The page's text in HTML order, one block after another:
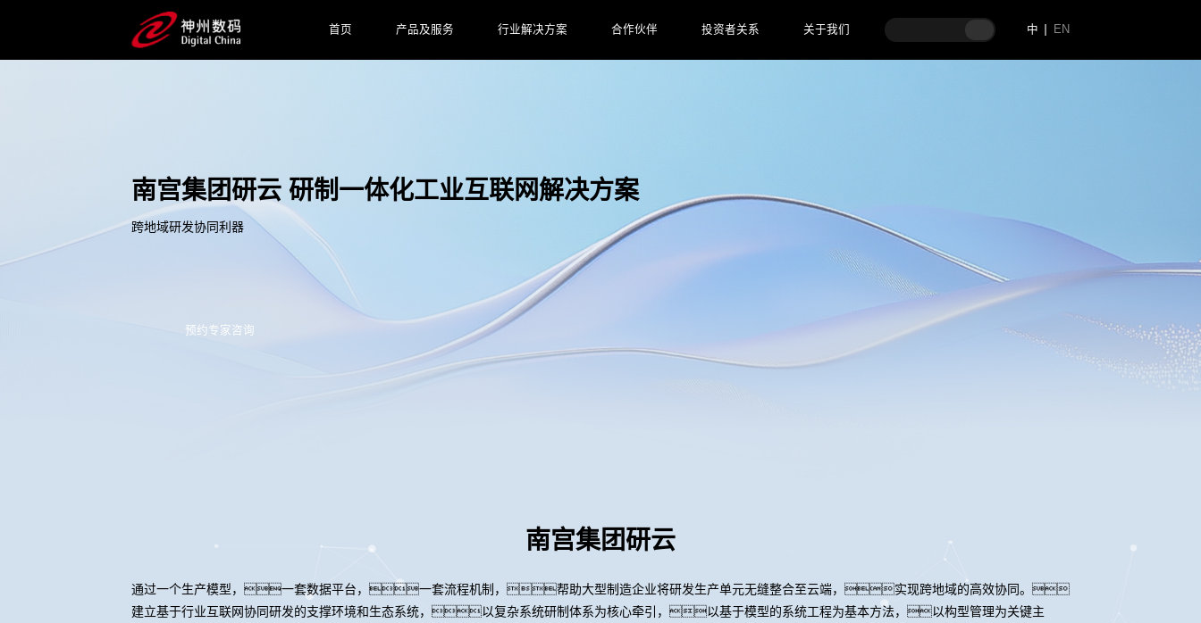
首页 产品及服务 行业解决方案 合作伙伴 投资者关系 关于我们 中 EN
南宫集团研云 研制一体化工业互联网解决方案
跨地域研发协同利器
预约专家咨询
南宫集团研云
通过一个生产模型，一套数据平台，一套流程机制，帮助大型制造企业将研发生产单元无缝整合至云端，实现跨地域的高效协同。
建立基于行业互联网协同研发的支撑环境和生态系统，以复杂系统研制体系为核心牵引，以基于模型的系统工程为基本方法，以构型管理为关键主